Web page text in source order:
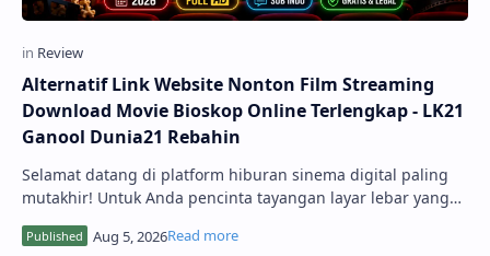
Alternatif Link Website Nonton Film Streaming
Download Movie Bioskop Online Terlengkap - LK21
Ganool Dunia21 Rebahin
Selamat datang di platform hiburan sinema digital paling
mutakhir! Untuk Anda pencinta tayangan layar lebar yang
mendambakan kenyamanan menonton tanpa batasan,
hadirnya Website Nonton Film Streaming Download Movie